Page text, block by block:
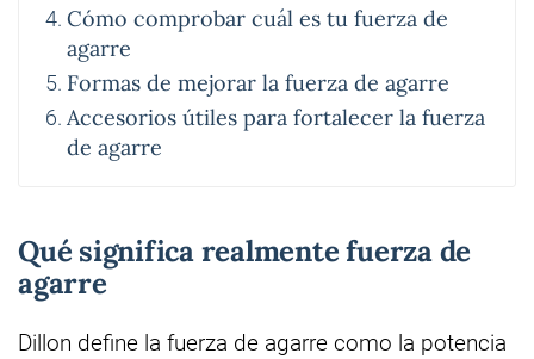
Cómo comprobar cuál es tu fuerza de
agarre
Formas de mejorar la fuerza de agarre
Accesorios útiles para fortalecer la fuerza
de agarre
Qué significa realmente fuerza de
agarre
Dillon define la fuerza de agarre como la potencia